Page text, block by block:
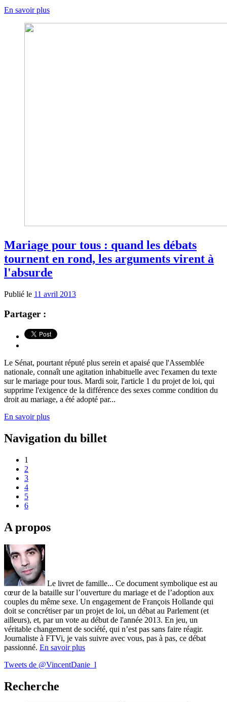
En savoir plus
Mariage pour tous : quand les débats
tournent en rond, les arguments virent à
l'absurde
Publié le 11 avril 2013
Partager :
Le Sénat, pourtant réputé plus serein et apaisé que l'Assemblée
nationale, connaît une agitation inhabituelle avec l'examen du texte
sur le mariage pour tous. Mardi soir, l'article 1 du projet de loi, qui
supprime l'exigence de la différence des sexes comme condition du
droit au mariage, a été adopté par...
En savoir plus
Navigation du billet
1
2
3
4
5
6
A propos
Le livret de famille... Ce document symbolique est au
cœur de la bataille sur l’ouverture du mariage et de l’adoption aux
couples du même sexe. Un engagement de François Hollande qui
doit se concrétiser par un projet de loi, un débat au Parlement (et
ailleurs), et, par un vote au début de l'année 2013. En jeu, un
véritable changement de société, qui n’est pas sans faire réagir.
Journaliste à FTVi, je vais suivre avec vous, pas à pas, ce débat
passionné. En savoir plus
Tweets de @VincentDanie_l
Recherche